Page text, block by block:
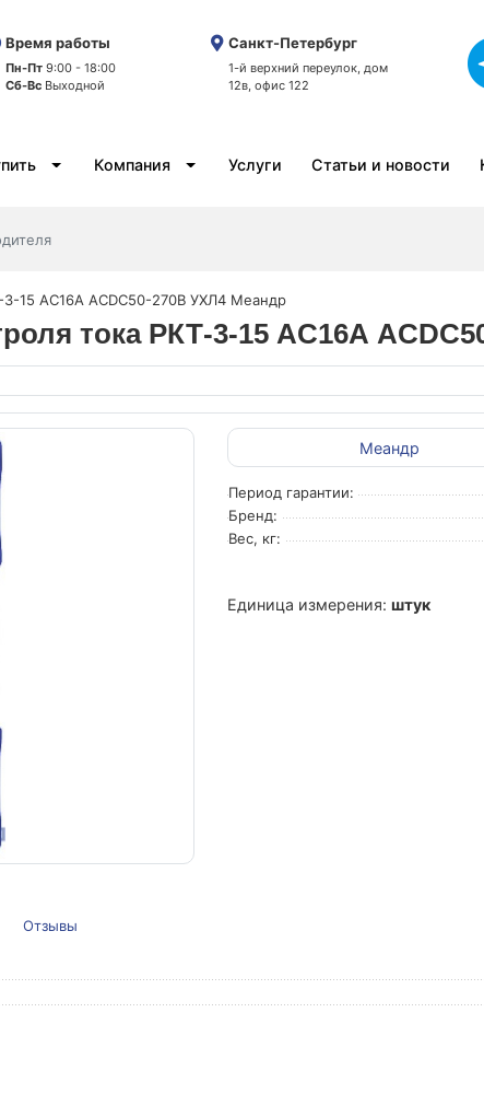
Время работы
Пн-Пт 9:00 - 18:00
Сб-Вс Выходной
Санкт-Петербург
1-й верхний переулок, дом
12в, офис 122
Компания Услуги Статьи и новости
15 AC16А ACDC50-270B УХЛ4 Меандр
тока РКТ-3-15 AC16А
Меандр
Период гарантии:
Бренд:
Вес, кг:
Единица измерения: штук
Отзывы